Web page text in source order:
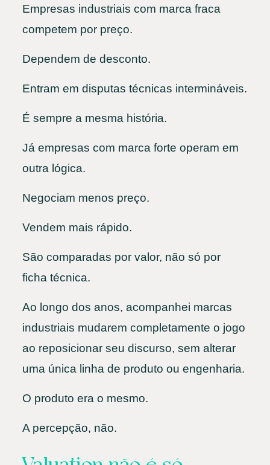
Empresas industriais com marca fraca
competem por preço.
Dependem de desconto.
Entram em disputas técnicas intermináveis.
É sempre a mesma história.
Já empresas com marca forte operam em
outra lógica.
Negociam menos preço.
Vendem mais rápido.
São comparadas por valor, não só por
ficha técnica.
Ao longo dos anos, acompanhei marcas
industriais mudarem completamente o jogo
ao reposicionar seu discurso, sem alterar
uma única linha de produto ou engenharia.
O produto era o mesmo.
A percepção, não.